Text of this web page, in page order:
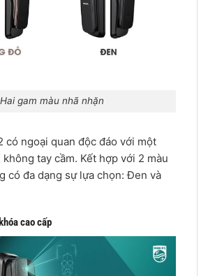
Hai gam màu nhã nhặn
có ngoại quan độc đáo với một
tay cầm. Kết hợp với 2 màu
có đa dạng sự lựa chọn: Đen và
cao cấp